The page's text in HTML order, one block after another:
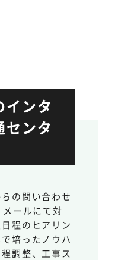
インタ
センタ
の問い合わせ
ールにて対
程のヒアリン
培ったノウハ
調整、工事ス